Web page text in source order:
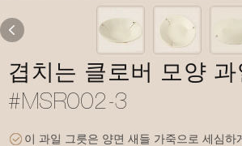
겹치는 클로버 모양 과
#MSR002-3
이 과일 그릇은 양면 새들 가죽으로 세심하